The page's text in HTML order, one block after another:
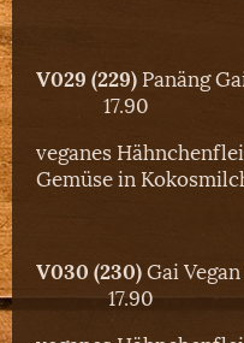
V029 (229)
17.90
veganes
Gemüse in
V030 (230)Gai
17.90